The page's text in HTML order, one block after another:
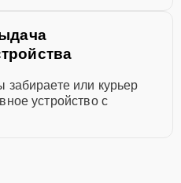
или курьер
устройство с